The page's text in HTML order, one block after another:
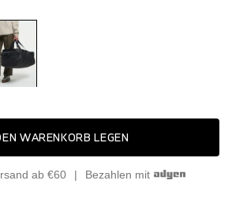
WARENKORB LEGEN
ab €60 Bezahlen mit